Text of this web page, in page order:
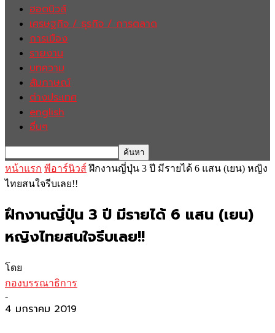
ฮอตนิวส์
เศรษฐกิจ / ธุรกิจ / การตลาด
การเมือง
รายงาน
บทความ
สัมภาษณ์
ต่างประเทศ
english
อื่นๆ
หน้าแรก พีอาร์นิวส์ ฝึกงานญี่ปุ่น 3 ปี มีรายได้ 6 แสน (เยน) หญิง
ไทยสนใจรีบเลย!!
ฝึกงานญี่ปุ่น 3 ปี มีรายได้ 6 แสน (เยน)
หญิงไทยสนใจรีบเลย!!
โดย
กองบรรณาธิการ
-
4 มกราคม 2019